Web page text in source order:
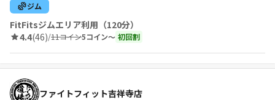
ジム
FitFitsジムエリア利用（120分）
4.4(46)/11コイン5コイン〜 初回割
ファイトフィット吉祥寺店